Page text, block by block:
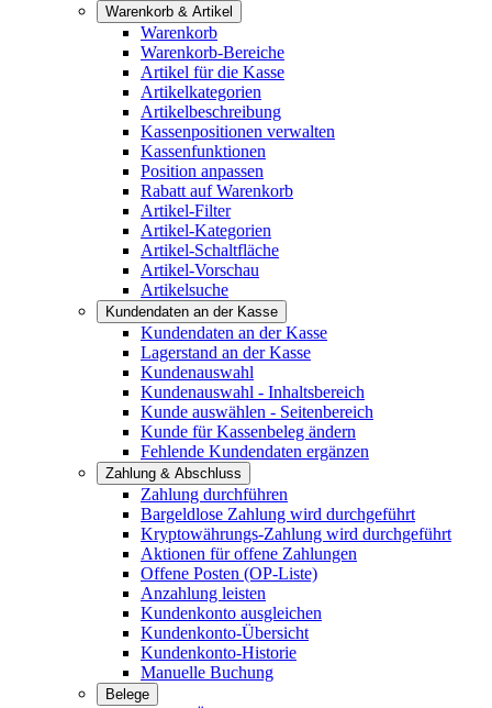
Warenkorb & Artikel
Warenkorb
Warenkorb-Bereiche
Artikel für die Kasse
Artikelkategorien
Artikelbeschreibung
Kassenpositionen verwalten
Kassenfunktionen
Position anpassen
Rabatt auf Warenkorb
Artikel-Filter
Artikel-Kategorien
Artikel-Schaltfläche
Artikel-Vorschau
Artikelsuche
Kundendaten an der Kasse
Kundendaten an der Kasse
Lagerstand an der Kasse
Kundenauswahl
Kundenauswahl - Inhaltsbereich
Kunde auswählen - Seitenbereich
Kunde für Kassenbeleg ändern
Fehlende Kundendaten ergänzen
Zahlung & Abschluss
Zahlung durchführen
Bargeldlose Zahlung wird durchgeführt
Kryptowährungs-Zahlung wird durchgeführt
Aktionen für offene Zahlungen
Offene Posten (OP-Liste)
Anzahlung leisten
Kundenkonto ausgleichen
Kundenkonto-Übersicht
Kundenkonto-Historie
Manuelle Buchung
Belege